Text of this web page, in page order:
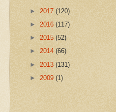
► 2017 (120)
► 2016 (117)
► 2015 (52)
► 2014 (66)
► 2013 (131)
► 2009 (1)